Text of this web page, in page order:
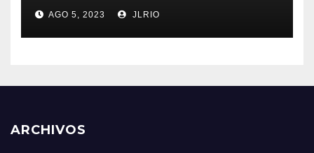
AGO 5, 2023 JLRIO
ARCHIVOS